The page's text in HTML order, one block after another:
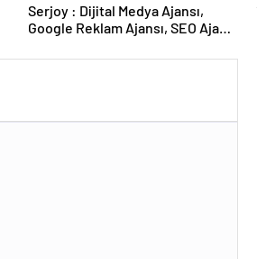
Serjoy : Dijital Medya Ajansı,
Google Reklam Ajansı, SEO Ajansı